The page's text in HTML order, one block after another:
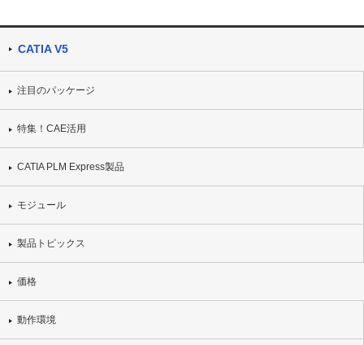
CATIA V5
注目のパッケージ
特集！CAE活用
CATIA PLM Express製品
モジュール
製品トピックス
価格
動作環境